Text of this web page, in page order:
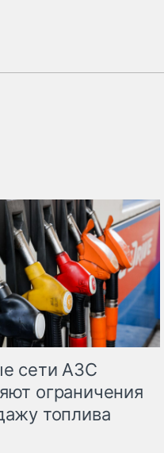
сети АЗС
ограничения
топлива